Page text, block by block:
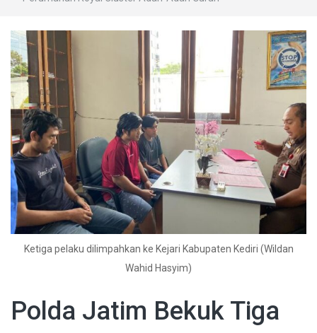
Ketiga pelaku dilimpahkan ke Kejari Kabupaten Kediri (Wildan
Wahid Hasyim)
Polda Jatim Bekuk Tiga